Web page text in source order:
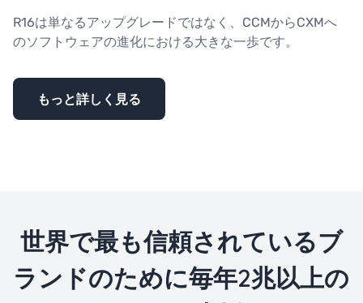
R16は単なるアップグレードではなく、CCMからCXMへ
のソフトウェアの進化における大きな一歩です。
もっと詳しく見る
世界で最も信頼されているブ
ランドのために毎年2兆以上の